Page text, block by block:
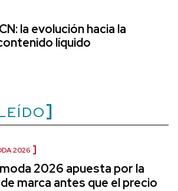
la evolución hacia la
líquido
2026
2026 apuesta por la
marca antes que el precio